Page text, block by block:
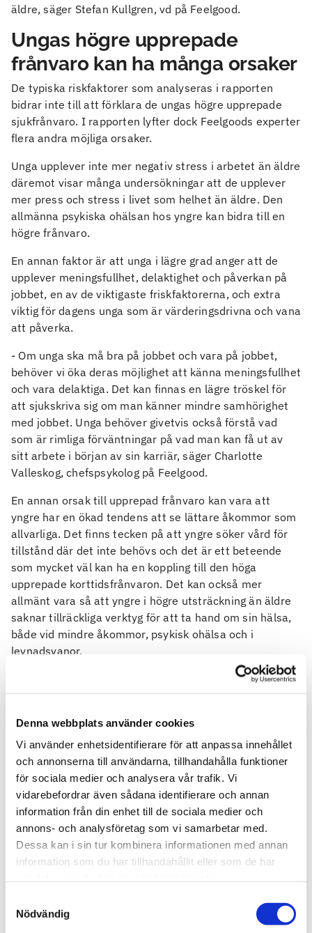
Denna webbplats använder cookies
Vi använder enhetsidentifierare för att anpassa innehållet
och annonserna till användarna, tillhandahålla funktioner
för sociala medier och analysera vår trafik. Vi
vidarebefordrar även sådana identifierare och annan
information från din enhet till de sociala medier och
annons- och analysföretag som vi samarbetar med.
Dessa kan i sin tur kombinera informationen med annan
information som du har tillhandahållit eller som de har
Nödvändig
äldre, säger Stefan Kullgren, vd på Feelgood.
Ungas högre upprepade
frånvaro kan ha många orsaker
De typiska riskfaktorer som analyseras i rapporten
bidrar inte till att förklara de ungas högre upprepade
sjukfrånvaro. I rapporten lyfter dock Feelgoods experter
flera andra möjliga orsaker.
Unga upplever inte mer negativ stress i arbetet än äldre
däremot visar många undersökningar att de upplever
mer press och stress i livet som helhet än äldre. Den
allmänna psykiska ohälsan hos yngre kan bidra till en
högre frånvaro.
En annan faktor är att unga i lägre grad anger att de
upplever meningsfullhet, delaktighet och påverkan på
jobbet, en av de viktigaste friskfaktorerna, och extra
viktig för dagens unga som är värderingsdrivna och vana
att påverka.
- Om unga ska må bra på jobbet och vara på jobbet,
behöver vi öka deras möjlighet att känna meningsfullhet
och vara delaktiga. Det kan finnas en lägre tröskel för
att sjukskriva sig om man känner mindre samhörighet
med jobbet. Unga behöver givetvis också förstå vad
som är rimliga förväntningar på vad man kan få ut av
sitt arbete i början av sin karriär, säger Charlotte
Valleskog, chefspsykolog på Feelgood.
En annan orsak till upprepad frånvaro kan vara att
yngre har en ökad tendens att se lättare åkommor som
allvarliga. Det finns tecken på att yngre söker vård för
tillstånd där det inte behövs och det är ett beteende
som mycket väl kan ha en koppling till den höga
upprepade korttidsfrånvaron. Det kan också mer
allmänt vara så att yngre i högre utsträckning än äldre
saknar tillräckliga verktyg för att ta hand om sin hälsa,
både vid mindre åkommor, psykisk ohälsa och i
levnadsvanor.
- Bristen på förmåga att vårda sin hälsa syns bland
annat i resultaten för friskfaktorn ”balans och
Denna friskfaktor blir bättre ju äldre vi blir, konstaterar
Daphne Enstam, chefsläkare på Feelgood.
Jobbhälsorapporten beskriver också långa trender i
arbetslivet
Årets Jobbhälsorapport ger också, som vanligt, en bred
översikt över långa trender kring frågor om hälsa,
arbetsmiljö och livsstil. Det finns brister och
utmaningar, men det som dominerar är ändå bilden av
ett stabilt och friskt arbetsliv där de flesta trivs och mår
bra. Stabilitet är dock inte alltid av godo. I årets rapport
väcker Feelgood frågan om en del av resultaten kanske